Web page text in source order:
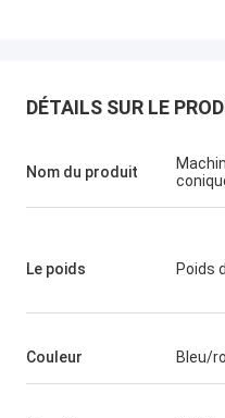
DÉTAILS SUR LE
Nom du produit
Le poids Poids
Couleur Bleu/